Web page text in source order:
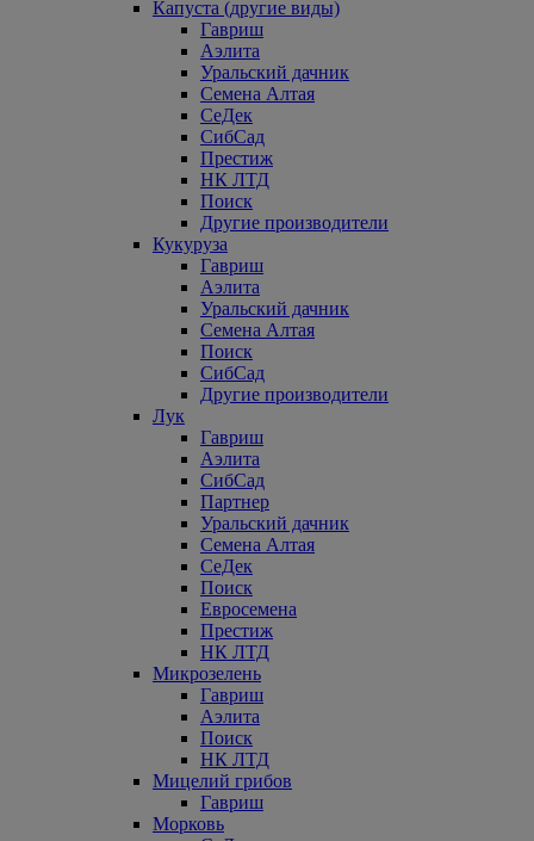
Капуста (другие виды)
Гавриш
Аэлита
Уральский дачник
Семена Алтая
СеДек
СибСад
Престиж
НК ЛТД
Поиск
Другие производители
Кукуруза
Гавриш
Аэлита
Уральский дачник
Семена Алтая
Поиск
СибСад
Другие производители
Лук
Гавриш
Аэлита
СибСад
Партнер
Уральский дачник
Семена Алтая
СеДек
Поиск
Евросемена
Престиж
НК ЛТД
Микрозелень
Гавриш
Аэлита
Поиск
НК ЛТД
Мицелий грибов
Гавриш
Морковь